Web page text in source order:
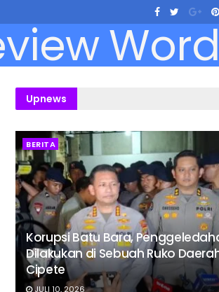
Upnews
BERITA
Korupsi Batu Bara,
Dilakukan di Sebuah Ruko
Cipete
JULI 10, 2026